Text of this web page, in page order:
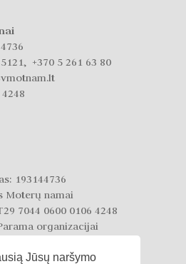
Jūsų naršymo
+370 5 261 63 80
193144736
Moterų namai
7044 0600 0106 4248
organizacijai